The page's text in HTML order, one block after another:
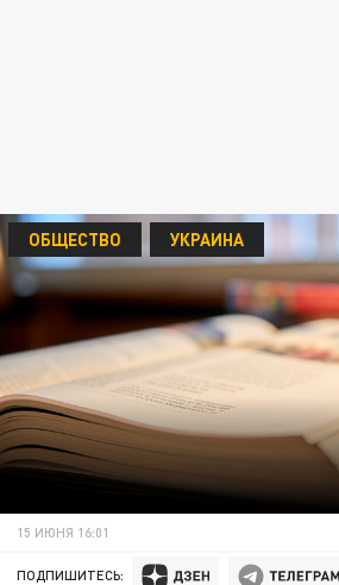
ОБЩЕСТВО УКРАИНА
15 ИЮНЯ 16:01
ПОДПИШИТЕСЬ: